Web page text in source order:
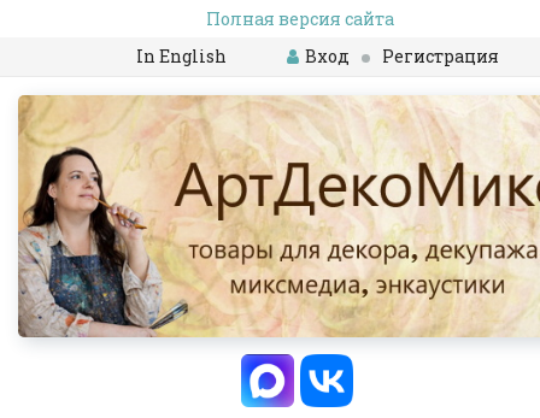
Полная версия сайта
In English
Вход Регистрация